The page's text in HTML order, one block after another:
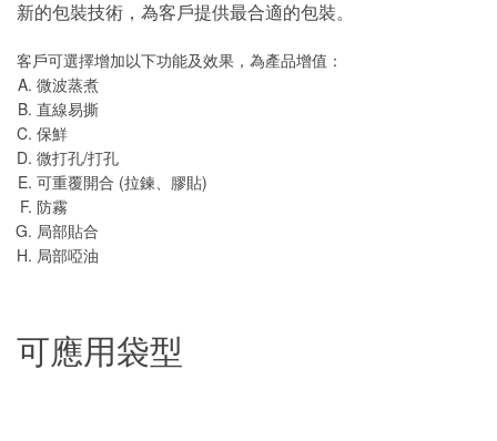
新的包裝技術，為客戶提供最合適的包裝。
客戶可選擇增加以下功能及效果，為產品增值：
微波蒸煮
直線易撕
保鮮
微打孔/打孔
可重覆開合 (拉鍊、膠貼)
防霧
局部貼合
局部啞油
可應用袋型